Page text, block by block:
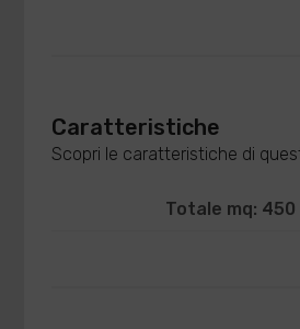
Caratteristiche
Scopri le caratteristiche di
Totale mq: 450